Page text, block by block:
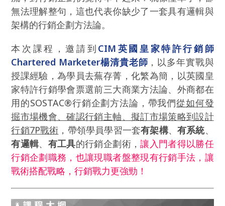
無法理解整句，這也代表你缺少了一套具有邏輯與
架構的行銷企劃方法論。
本次課程，邀請到 CIM英國皇家特許行銷師
Chartered Marketer楊清貴老師 ，以多年實戰與
授課經驗，為學員去蕪存菁，化繁為簡，以英國皇
家特許行銷學會票選前三大商業方法論、外商都在
用的SOSTAC®行銷企劃方法論，帶我們從如何發
掘市場機會、確認行銷主軸、擬訂市場策略到設計
行銷7P戰術 ，帶領學員學習一套有架構、有系統、
有邏輯、 有工具的行銷企劃術，讓入門者得以勝任
行銷企劃職務，也讓現職者盤整現有行銷手法，讓
戰術搭配戰略，行銷戰力更強勁！